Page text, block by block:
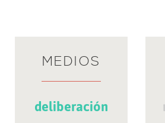
MEDIOS
deliberación